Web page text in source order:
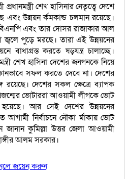
প্রধানমন্ত্রী শেখ হাসিনার নেতৃত্বে দেশে
এবং উন্নয়ন র্কমকান্ড চলমান রয়েছে।
এবং তার দোসর রাজাকার আল
জ্বলে পুড়ে মরছে। তারা এই উন্নয়নের
বাধাগ্রস্ত করতে ষড়যন্ত্র চালাচ্ছে।
শেখ হাসিনা দেশের জনগনকে নিয়ে
সফল করতে দেবে না। দেশের
দেশের সকল ক্ষেত্রে ব্যাপক
ভোটাররা আওয়ামী লীগকে ভোট
আর সেই দেশের উন্নয়নের
আগামী নির্বাচনে নৌকা র্মাকায় ভোট
কুমিল্লা উত্তর জেলা আওয়ামী
আলম সরকার।
জয়েন করুন